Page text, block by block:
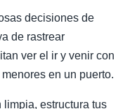
decisiones de
de rastrear
ver el ir y venir con
en un puerto.
estructura tus